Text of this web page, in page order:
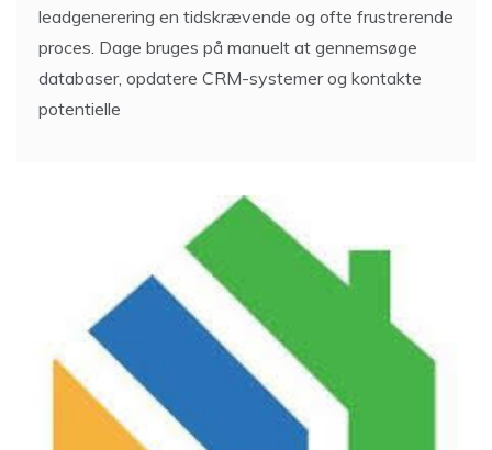
leadgenerering en tidskrævende og ofte frustrerende
proces. Dage bruges på manuelt at gennemsøge
databaser, opdatere CRM-systemer og kontakte
potentielle